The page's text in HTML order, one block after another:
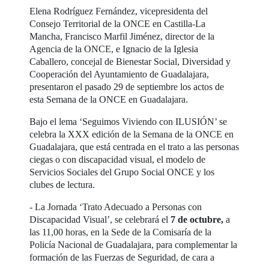
Elena Rodríguez Fernández, vicepresidenta del
Consejo Territorial de la ONCE en Castilla-La
Mancha, Francisco Marfil Jiménez, director de la
Agencia de la ONCE, e Ignacio de la Iglesia
Caballero, concejal de Bienestar Social, Diversidad y
Cooperación del Ayuntamiento de Guadalajara,
presentaron el pasado 29 de septiembre los actos de
esta Semana de la ONCE en Guadalajara.
Bajo el lema ‘Seguimos Viviendo con ILUSIÓN’ se
celebra la XXX edición de la Semana de la ONCE en
Guadalajara, que está centrada en el trato a las personas
ciegas o con discapacidad visual, el modelo de
Servicios Sociales del Grupo Social ONCE y los
clubes de lectura.
- La Jornada ‘Trato Adecuado a Personas con
Discapacidad Visual’, se celebrará el 7 de octubre, a
las 11,00 horas, en la Sede de la Comisaría de la
Policía Nacional de Guadalajara, para complementar la
formación de las Fuerzas de Seguridad, de cara a